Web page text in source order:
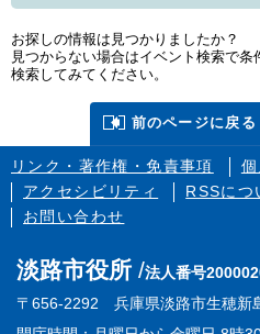
お探しの情報は見つかりましたか？
見つからない場合はイベント検索で条
検索してみてください。
前のページに戻る
リンク・著作権・免責事項
アクセシビリティ
RSSにつ
お問い合わせ
淡路市役所
法人番号
〒656-2292 兵庫県淡路市生穂新